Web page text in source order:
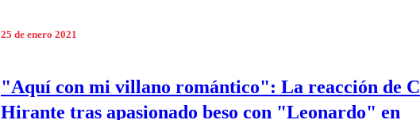
25 de enero 2021
"Aquí con mi villano romántico": La reacción de
Hirante tras apasionado beso con "Leonardo" en